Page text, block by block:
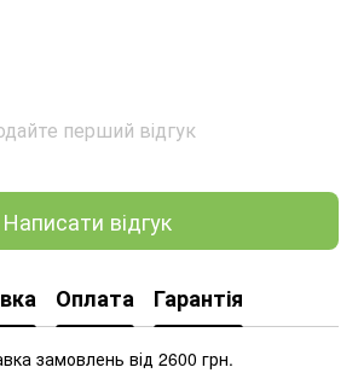
перший відгук
Написати відгук
Оплата Гарантія
замовлень від 2600 грн.